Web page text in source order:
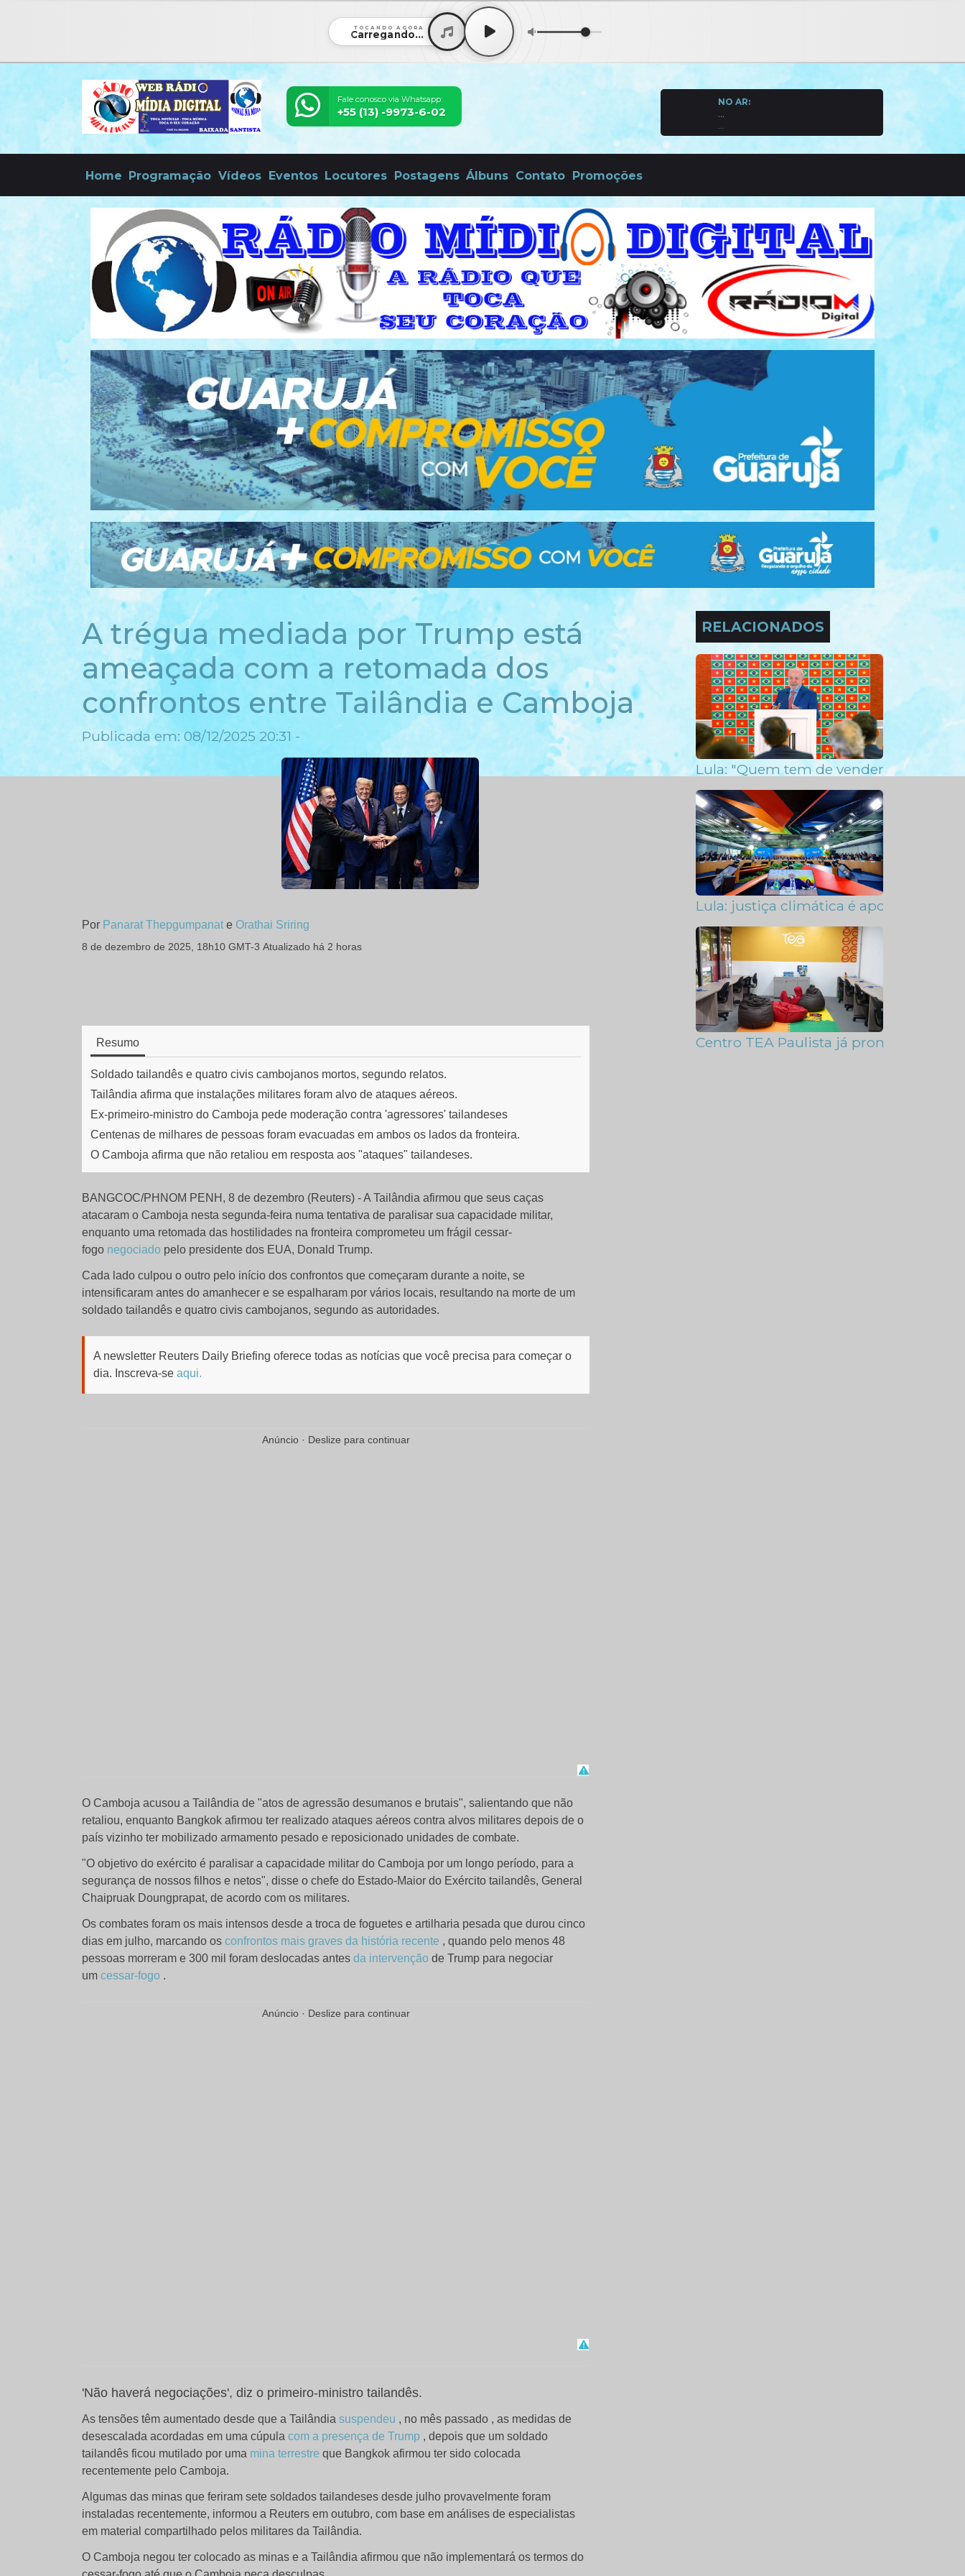
TOCANDO AGORA
Carregando...
Fale conosco via Whatsapp:
+55 (13) -9973-6-02
NO AR:
...
Home Programação Vídeos Eventos Locutores Postagens Álbuns Contato Promoções
A trégua mediada por Trump está
ameaçada com a retomada dos
confrontos entre Tailândia e Camboja
Publicada em: 08/12/2025 20:31 -
Por Panarat Thepgumpanat e Orathai Sriring
8 de dezembro de 2025, 18h10 GMT-3 Atualizado há 2 horas
Resumo
Soldado tailandês e quatro civis cambojanos mortos, segundo relatos.
Tailândia afirma que instalações militares foram alvo de ataques aéreos.
Ex-primeiro-ministro do Camboja pede moderação contra 'agressores' tailandeses
Centenas de milhares de pessoas foram evacuadas em ambos os lados da fronteira.
O Camboja afirma que não retaliou em resposta aos "ataques" tailandeses.
BANGCOC/PHNOM PENH, 8 de dezembro (Reuters) - A Tailândia afirmou que seus caças
atacaram o Camboja nesta segunda-feira numa tentativa de paralisar sua capacidade militar,
enquanto uma retomada das hostilidades na fronteira comprometeu um frágil cessar-
fogo negociado pelo presidente dos EUA, Donald Trump.
Cada lado culpou o outro pelo início dos confrontos que começaram durante a noite, se
intensificaram antes do amanhecer e se espalharam por vários locais, resultando na morte de um
soldado tailandês e quatro civis cambojanos, segundo as autoridades.
A newsletter Reuters Daily Briefing oferece todas as notícias que você precisa para começar o
dia. Inscreva-se aqui.
Anúncio · Deslize para continuar
O Camboja acusou a Tailândia de "atos de agressão desumanos e brutais", salientando que não
retaliou, enquanto Bangkok afirmou ter realizado ataques aéreos contra alvos militares depois de o
país vizinho ter mobilizado armamento pesado e reposicionado unidades de combate.
"O objetivo do exército é paralisar a capacidade militar do Camboja por um longo período, para a
segurança de nossos filhos e netos", disse o chefe do Estado-Maior do Exército tailandês, General
Chaipruak Doungprapat, de acordo com os militares.
Os combates foram os mais intensos desde a troca de foguetes e artilharia pesada que durou cinco
dias em julho, marcando os confrontos mais graves da história recente , quando pelo menos 48
pessoas morreram e 300 mil foram deslocadas antes da intervenção de Trump para negociar
um cessar-fogo .
Anúncio · Deslize para continuar
'Não haverá negociações', diz o primeiro-ministro tailandês.
As tensões têm aumentado desde que a Tailândia suspendeu , no mês passado , as medidas de
desescalada acordadas em uma cúpula com a presença de Trump , depois que um soldado
tailandês ficou mutilado por uma mina terrestre que Bangkok afirmou ter sido colocada
recentemente pelo Camboja.
Algumas das minas que feriram sete soldados tailandeses desde julho provavelmente foram
instaladas recentemente, informou a Reuters em outubro, com base em análises de especialistas
em material compartilhado pelos militares da Tailândia.
O Camboja negou ter colocado as minas e a Tailândia afirmou que não implementará os termos do
RELACIONADOS
Lula: "Quem tem de vender as coisas
Lula: justiça climática é apostar em
Centro TEA Paulista já promoveu